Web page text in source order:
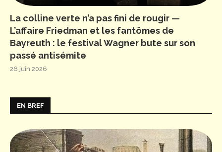
La colline verte n’a pas fini de rougir —
L’affaire Friedman et les fantômes de
Bayreuth : le festival Wagner bute sur son
passé antisémite
26 juin 2026
EN BREF